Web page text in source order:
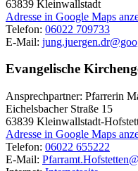
63839 Kleinwallstadt
Adresse in Google Maps
Telefon: 06022 709733
E-Mail:
Evangelische
Ansprechpartner: Pfarrerin
Eichelsbacher Straße 15
63839 Kleinwallstadt-
Adresse in Google Maps
Telefon: 06022 655222
E-Mail: